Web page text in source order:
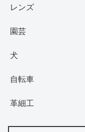
レンズ
園芸
犬
自転車
革細工